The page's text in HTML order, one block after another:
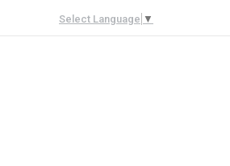
Select Language ▼